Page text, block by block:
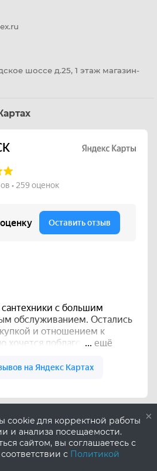
×
cookie для корректной работы
и анализа посещаемости.
сайтом, вы соглашаетесь с
с Политикой
шоссе д.25, 1 этаж магазин-